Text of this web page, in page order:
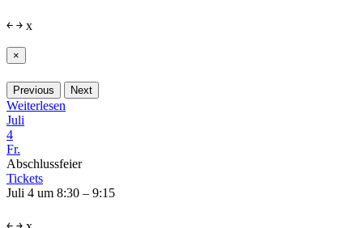
￩ ￫ x
×
Previous Next
Weiterlesen
Juli
4
Fr.
Abschlussfeier
Tickets
Juli 4 um 8:30 – 9:15